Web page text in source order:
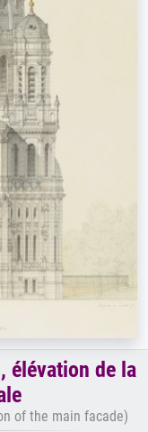
élévation de la
of the main facade)